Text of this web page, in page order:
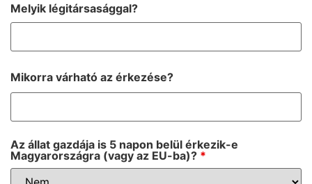
Melyik légitársasággal?
Mikorra várható az érkezése?
Az állat gazdája is 5 napon belül érkezik-e
Magyarországra (vagy az EU-ba)? *